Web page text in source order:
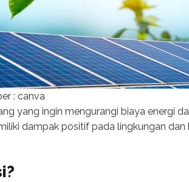
: canva
yang ingin mengurangi biaya energi
dampak positif pada lingkungan dan